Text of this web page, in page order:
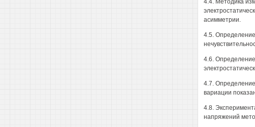
4.4. Методика
асимметрии.
4.5.
4.6.
4.7.
вариации
4.8.
напряжений